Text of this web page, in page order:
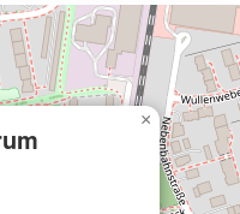
×
ausschließlich für diese